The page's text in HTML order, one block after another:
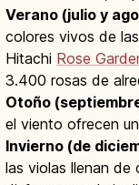
Verano (julio y
colores vivos de
Hitachi Rose
3.400 rosas de
Otoño
el viento ofrecen
Invierno (de
las violas llenan de